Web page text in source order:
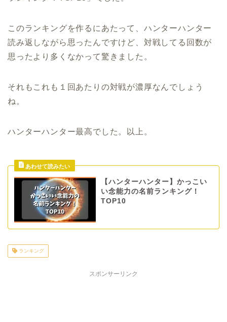
このランキングを作るにあたって、ハンターハンター
読み返しながら思ったんですけど、対戦してる回数が
思ったより多くなかって驚きました。
それもこれも１回あたりの対戦が濃厚なんでしょう
ね。
ハンターハンター最高でした。以上。
【ハンターハンター】かっこい
い念能力の名前ランキング！
TOP10
ランキング
スポンサーリンク